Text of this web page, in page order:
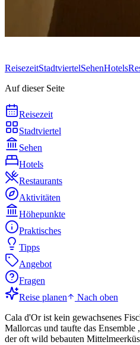
ReisezeitStadtviertelSehenHotels
Auf dieser Seite
Reisezeit
Stadtviertel
Sehen
Hotels
Restaurants
Aktivitäten
Höhepunkte
Praktisches
Tipps
Angebot
Fragen
Reise planen
Nach oben
Cala d'Or ist kein gewachsenes
Mallorcas und taufte das
der oft wild bebauten